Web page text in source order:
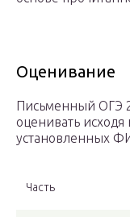
Оценивание
Письменный ОГЭ
оценивать
установленных
Часть